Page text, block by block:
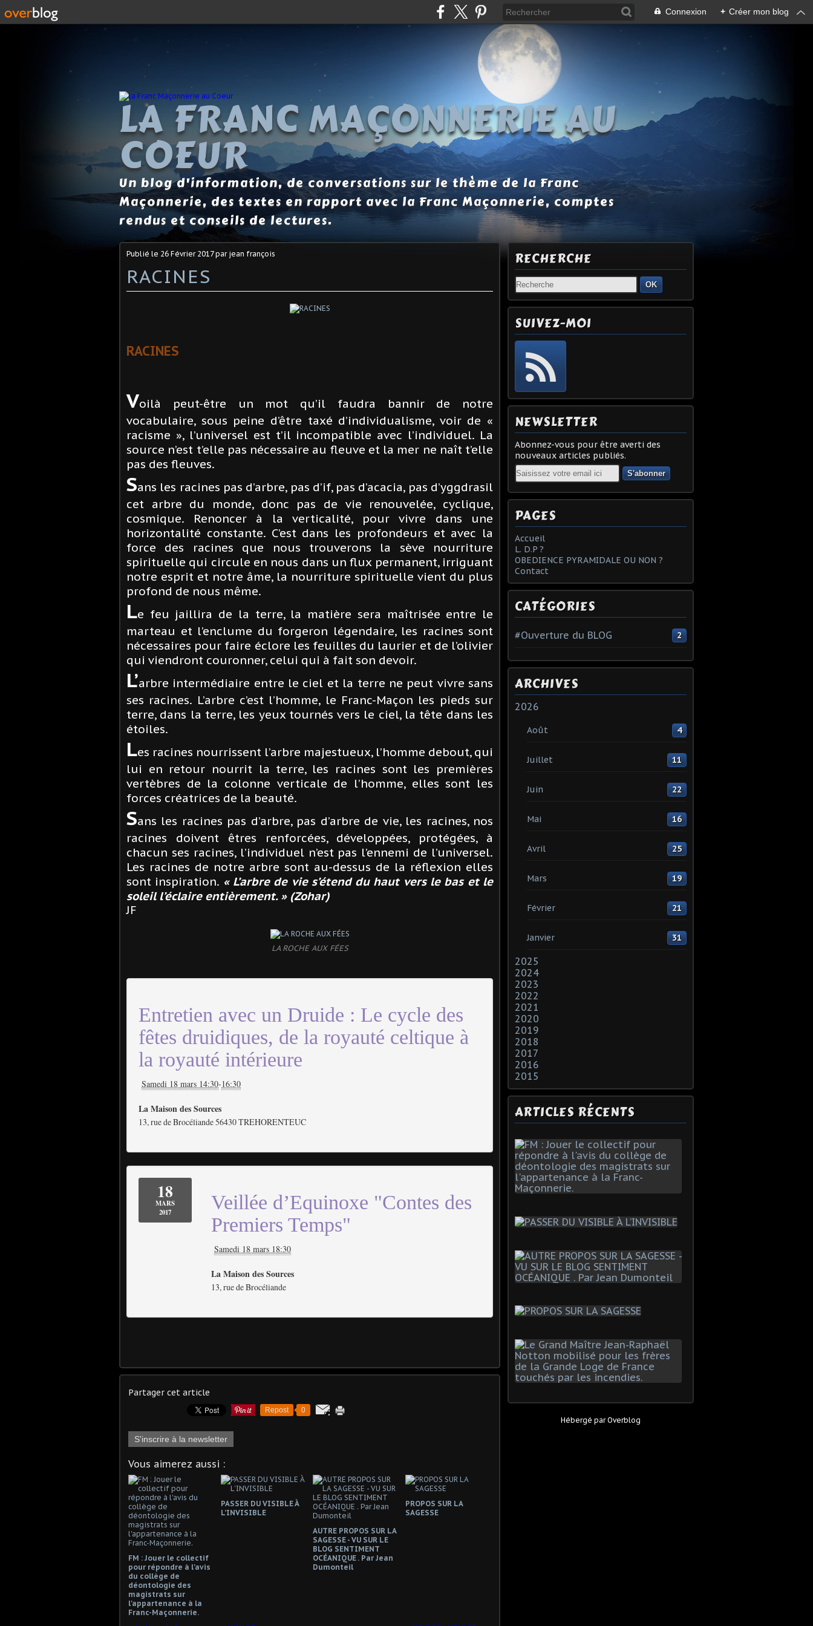
Connexion + Créer mon blog
LA FRANC MAÇONNERIE AU
COEUR
Un blog d'information, de conversations sur le thème de la Franc
Maçonnerie, des textes en rapport avec la Franc Maçonnerie, comptes
rendus et conseils de lectures.
Publié le 26 Février 2017par jean françois
RACINES
RACINES
Voilà peut-être un mot qu’il faudra bannir de notre
vocabulaire, sous peine d’être taxé d’individualisme, voir de «
racisme », l’universel est t’il incompatible avec l’individuel. La
source n’est t’elle pas nécessaire au fleuve et la mer ne naît t’elle
pas des fleuves.
Sans les racines pas d’arbre, pas d’if, pas d’acacia, pas d’yggdrasil
cet arbre du monde, donc pas de vie renouvelée, cyclique,
cosmique. Renoncer à la verticalité, pour vivre dans une
horizontalité constante. C’est dans les profondeurs et avec la
force des racines que nous trouverons la sève nourriture
spirituelle qui circule en nous dans un flux permanent, irriguant
notre esprit et notre âme, la nourriture spirituelle vient du plus
profond de nous même.
Le feu jaillira de la terre, la matière sera maîtrisée entre le
marteau et l’enclume du forgeron légendaire, les racines sont
nécessaires pour faire éclore les feuilles du laurier et de l’olivier
qui viendront couronner, celui qui à fait son devoir.
L’arbre intermédiaire entre le ciel et la terre ne peut vivre sans
ses racines. L’arbre c’est l’homme, le Franc-Maçon les pieds sur
terre, dans la terre, les yeux tournés vers le ciel, la tête dans les
étoiles.
Les racines nourrissent l’arbre majestueux, l’homme debout, qui
lui en retour nourrit la terre, les racines sont les premières
vertèbres de la colonne verticale de l’homme, elles sont les
forces créatrices de la beauté.
Sans les racines pas d’arbre, pas d’arbre de vie, les racines, nos
racines doivent êtres renforcées, développées, protégées, à
chacun ses racines, l’individuel n’est pas l’ennemi de l’universel.
Les racines de notre arbre sont au-dessus de la réflexion elles
sont inspiration. « L’arbre de vie s’étend du haut vers le bas et le
soleil l’éclaire entièrement. » (Zohar)
JF
LA ROCHE AUX FÉES
Entretien avec un Druide : Le cycle des
fêtes druidiques, de la royauté celtique à
la royauté intérieure
Samedi 18 mars 14:30-16:30
La Maison des Sources
13, rue de Brocéliande 56430 TREHORENTEUC
18
MARS
2017
Veillée d’Equinoxe "Contes des
Premiers Temps"
Samedi 18 mars 18:30
La Maison des Sources
13, rue de Brocéliande
Partager cet article
Repost 0
S'inscrire à la newsletter
Vous aimerez aussi :
FM : Jouer le collectif
pour répondre à l'avis
du collège de
déontologie des
magistrats sur
l'appartenance à la
Franc-Maçonnerie.
PASSER DU VISIBLE À
L’INVISIBLE
AUTRE PROPOS SUR LA
SAGESSE - VU SUR LE
BLOG SENTIMENT
OCÉANIQUE . Par Jean
Dumonteil
PROPOS SUR LA
SAGESSE
RECHERCHE
OK
SUIVEZ-MOI
NEWSLETTER
Abonnez-vous pour être averti des
nouveaux articles publiés.
Email
PAGES
Accueil
L. D.P ?
OBEDIENCE PYRAMIDALE OU NON ?
Contact
CATÉGORIES
#Ouverture du BLOG 2
ARCHIVES
2026
Août 4
Juillet 11
Juin 22
Mai 16
Avril 25
Mars 19
Février 21
Janvier 31
2025
2024
2023
2022
2021
2020
2019
2018
2017
2016
2015
ARTICLES RÉCENTS
Hébergé parOverblog